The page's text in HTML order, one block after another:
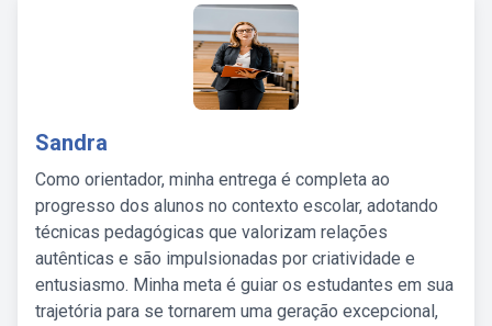
Sandra
Como orientador, minha entrega é completa ao
progresso dos alunos no contexto escolar, adotando
técnicas pedagógicas que valorizam relações
autênticas e são impulsionadas por criatividade e
entusiasmo. Minha meta é guiar os estudantes em sua
trajetória para se tornarem uma geração excepcional,